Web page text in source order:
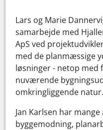
Lars og Marie
samarbejde med
ApS ved
med de planmæssige
løsninger - netop med
nuværende
omkringliggende natur.
Jan Karlsen har
byggemodning,